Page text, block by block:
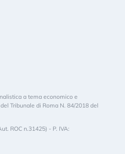
a tema economico e
Tribunale di Roma N. 84/2018 del
ROC n.31425) - P. IVA: